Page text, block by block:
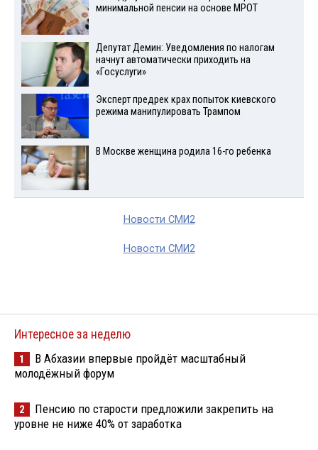
минимальной пенсии на основе МРОТ
Депутат Демин: Уведомления по налогам
начнут автоматически приходить на
«Госуслуги»
Эксперт предрек крах попыток киевского
режима манипулировать Трампом
В Москве женщина родила 16-го ребенка
Новости СМИ2
Новости СМИ2
Интересное за неделю
1
В Абхазии впервые пройдёт масштабный
молодёжный форум
2
Пенсию по старости предложили закрепить на
уровне не ниже 40% от заработка